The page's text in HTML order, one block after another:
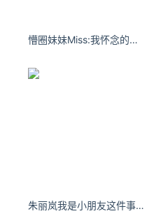
懵圈妹妹Miss:我怀念的不是你，而是你给的致命曾经。
朱丽岚我是小朋友这件事 大家都知道吧